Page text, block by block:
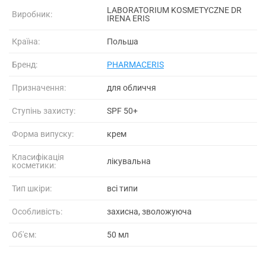
Виробник:
LABORATORIUM KOSMETYCZNE DR
IRENA ERIS
Країна: Польша
Бренд: PHARMACERIS
Призначення: для обличчя
Ступінь захисту: SPF 50+
Форма випуску: крем
Класифікація
косметики:
лікувальна
Тип шкіри: всі типи
Особливість: захисна, зволожуюча
Об'єм: 50 мл